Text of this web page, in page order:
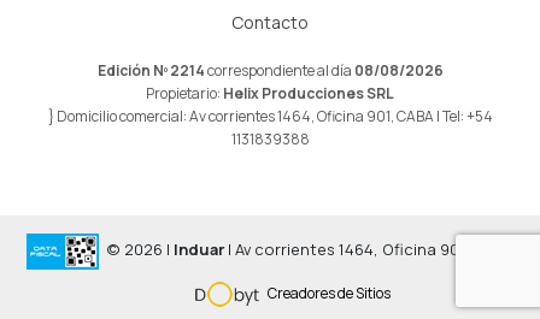
Contacto
Edición Nº 2214correspondiente al día 08/08/2026
Propietario: Helix Producciones SRL
} Domicilio comercial: Av corrientes 1464, Oficina 901, CABA | Tel: +54
1131839388
© 2026 | Induar| Av corrientes 1464, Oficina 901, CABA
Creadores de Sitios